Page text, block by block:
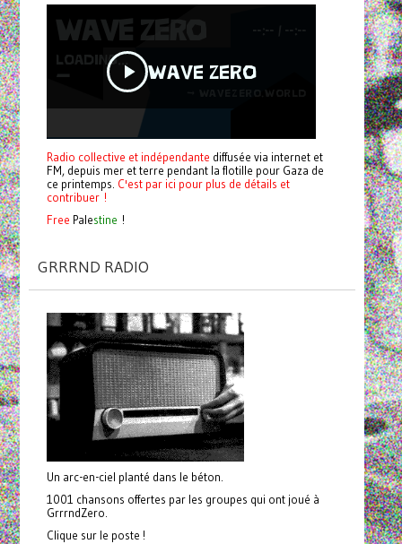
Radio collective et indépendante diffusée via internet et
FM, depuis mer et terre pendant la flotille pour Gaza de
ce printemps. C'est par ici pour plus de détails et
contribuer !
Free Palestine !
GRRRND RADIO
Un arc-en-ciel planté dans le béton.
1001 chansons offertes par les groupes qui ont joué à
GrrrndZero.
Clique sur le poste !